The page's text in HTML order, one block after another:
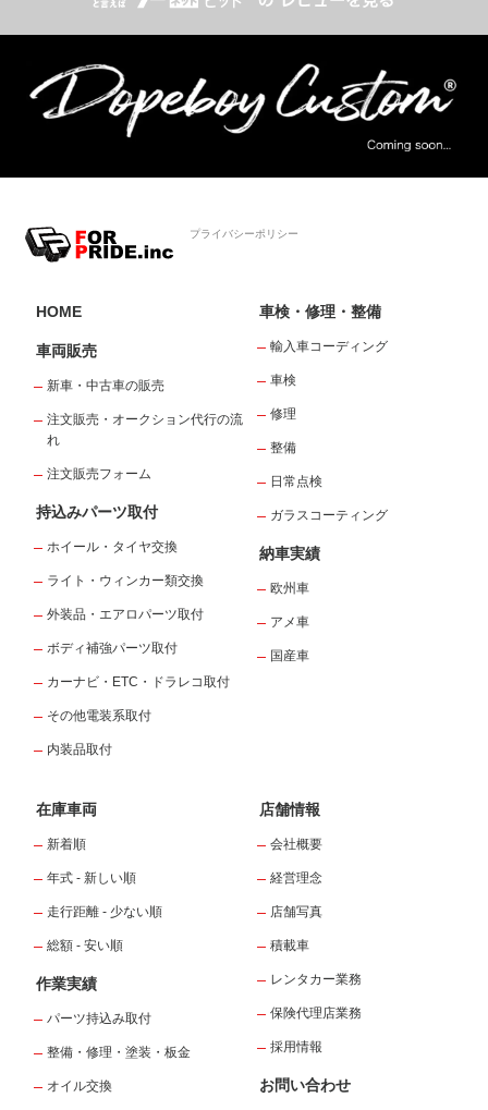
プライバシーポリシー
HOME
車両販売
新車・中古車の販売
注文販売・オークション代行の流
れ
注文販売フォーム
持込みパーツ取付
ホイール・タイヤ交換
ライト・ウィンカー類交換
外装品・エアロパーツ取付
ボディ補強パーツ取付
カーナビ・ETC・ドラレコ取付
その他電装系取付
内装品取付
車検・修理・整備
輸入車コーディング
車検
修理
整備
日常点検
ガラスコーティング
納車実績
欧州車
アメ車
国産車
在庫車両
新着順
年式 - 新しい順
走行距離 - 少ない順
総額 - 安い順
作業実績
パーツ持込み取付
整備・修理・塗装・板金
オイル交換
店舗情報
会社概要
経営理念
店舗写真
積載車
レンタカー業務
保険代理店業務
採用情報
お問い合わせ